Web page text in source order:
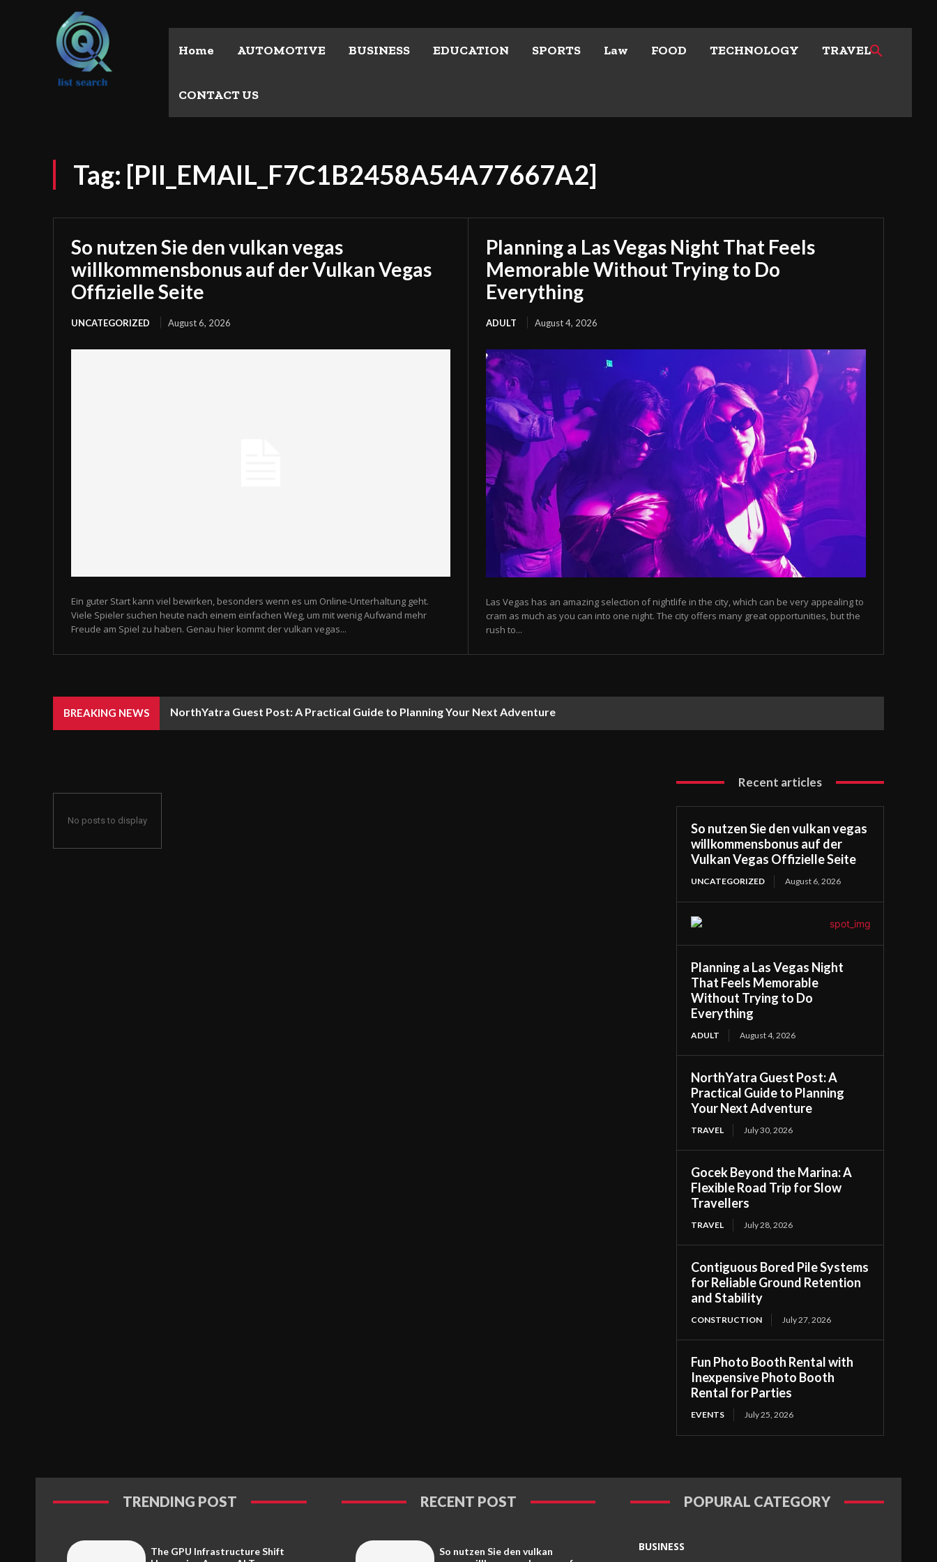
Home AUTOMOTIVE BUSINESS EDUCATION SPORTS Law FOOD TECHNOLOGY TRAVEL
CONTACT US
Tag: [PII_EMAIL_F7C1B2458A54A77667A2]
So nutzen Sie den vulkan vegas
willkommensbonus auf der Vulkan Vegas
Offizielle Seite
UNCATEGORIZED August 6, 2026
Ein guter Start kann viel bewirken, besonders wenn es um Online-Unterhaltung geht.
Viele Spieler suchen heute nach einem einfachen Weg, um mit wenig Aufwand mehr
Freude am Spiel zu haben. Genau hier kommt der vulkan vegas...
Planning a Las Vegas Night That Feels
Memorable Without Trying to Do
Everything
ADULT August 4, 2026
Las Vegas has an amazing selection of nightlife in the city, which can be very appealing to
cram as much as you can into one night. The city offers many great opportunities, but the
rush to...
BREAKING NEWS NorthYatra Guest Post: A Practical Guide to Planning Your Next Adventure
No posts to display
Recent articles
So nutzen Sie den vulkan vegas
willkommensbonus auf der
Vulkan Vegas Offizielle Seite
UNCATEGORIZED August 6, 2026
Planning a Las Vegas Night
That Feels Memorable
Without Trying to Do
Everything
ADULT August 4, 2026
NorthYatra Guest Post: A
Practical Guide to Planning
Your Next Adventure
TRAVEL July 30, 2026
Gocek Beyond the Marina: A
Flexible Road Trip for Slow
Travellers
TRAVEL July 28, 2026
Contiguous Bored Pile Systems
for Reliable Ground Retention
and Stability
CONSTRUCTION July 27, 2026
Fun Photo Booth Rental with
Inexpensive Photo Booth
Rental for Parties
EVENTS July 25, 2026
TRENDING POST
The GPU Infrastructure Shift
RECENT POST
So nutzen Sie den vulkan
POPURAL CATEGORY
BUSINESS